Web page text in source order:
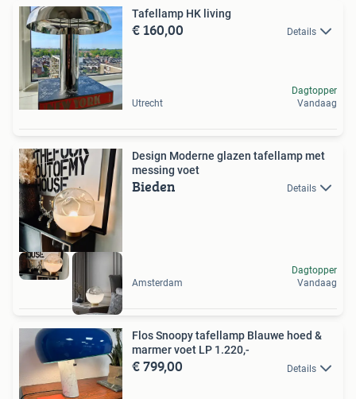
Tafellamp HK living
€ 160,00 Details
Utrecht
Dagtopper
Vandaag
Design Moderne glazen tafellamp met
messing voet
Bieden Details
Amsterdam
Dagtopper
Vandaag
Flos Snoopy tafellamp Blauwe hoed &
marmer voet LP 1.220,-
€ 799,00 Details